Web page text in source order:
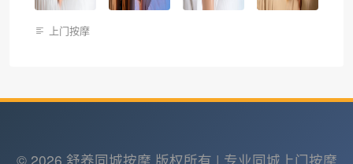
上门按摩
© 2026 舒养同城按摩 版权所有 | 专业同城上门按摩